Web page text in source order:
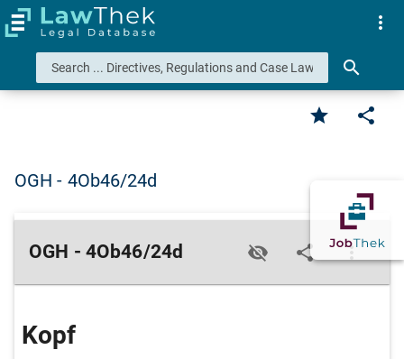
search
more_vert
star share
OGH - 4Ob46/24d
OGH - 4Ob46/24d visibility_off share more_vert
Kopf